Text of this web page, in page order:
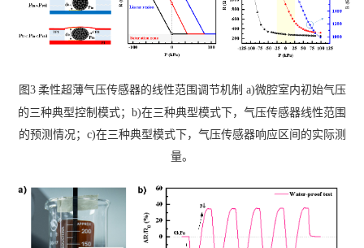
图3 柔性超薄气压传感器的线性范围调节机制 a)微腔室内初始气压
的三种典型控制模式； b)在三种典型模式下，气压传感器线性范围
的预测情况； c)在三种典型模式下，气压传感器响应区间的实际测
量。